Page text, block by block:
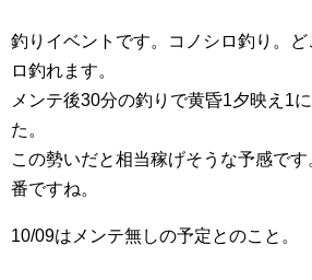
釣りイベントです。コノシロ釣り。
ロ釣れます。
メンテ後30分の釣りで黄昏1夕映え1
た。
この勢いだと相当稼げそうな予感で
番ですね。
10/09はメンテ無しの予定とのこと。